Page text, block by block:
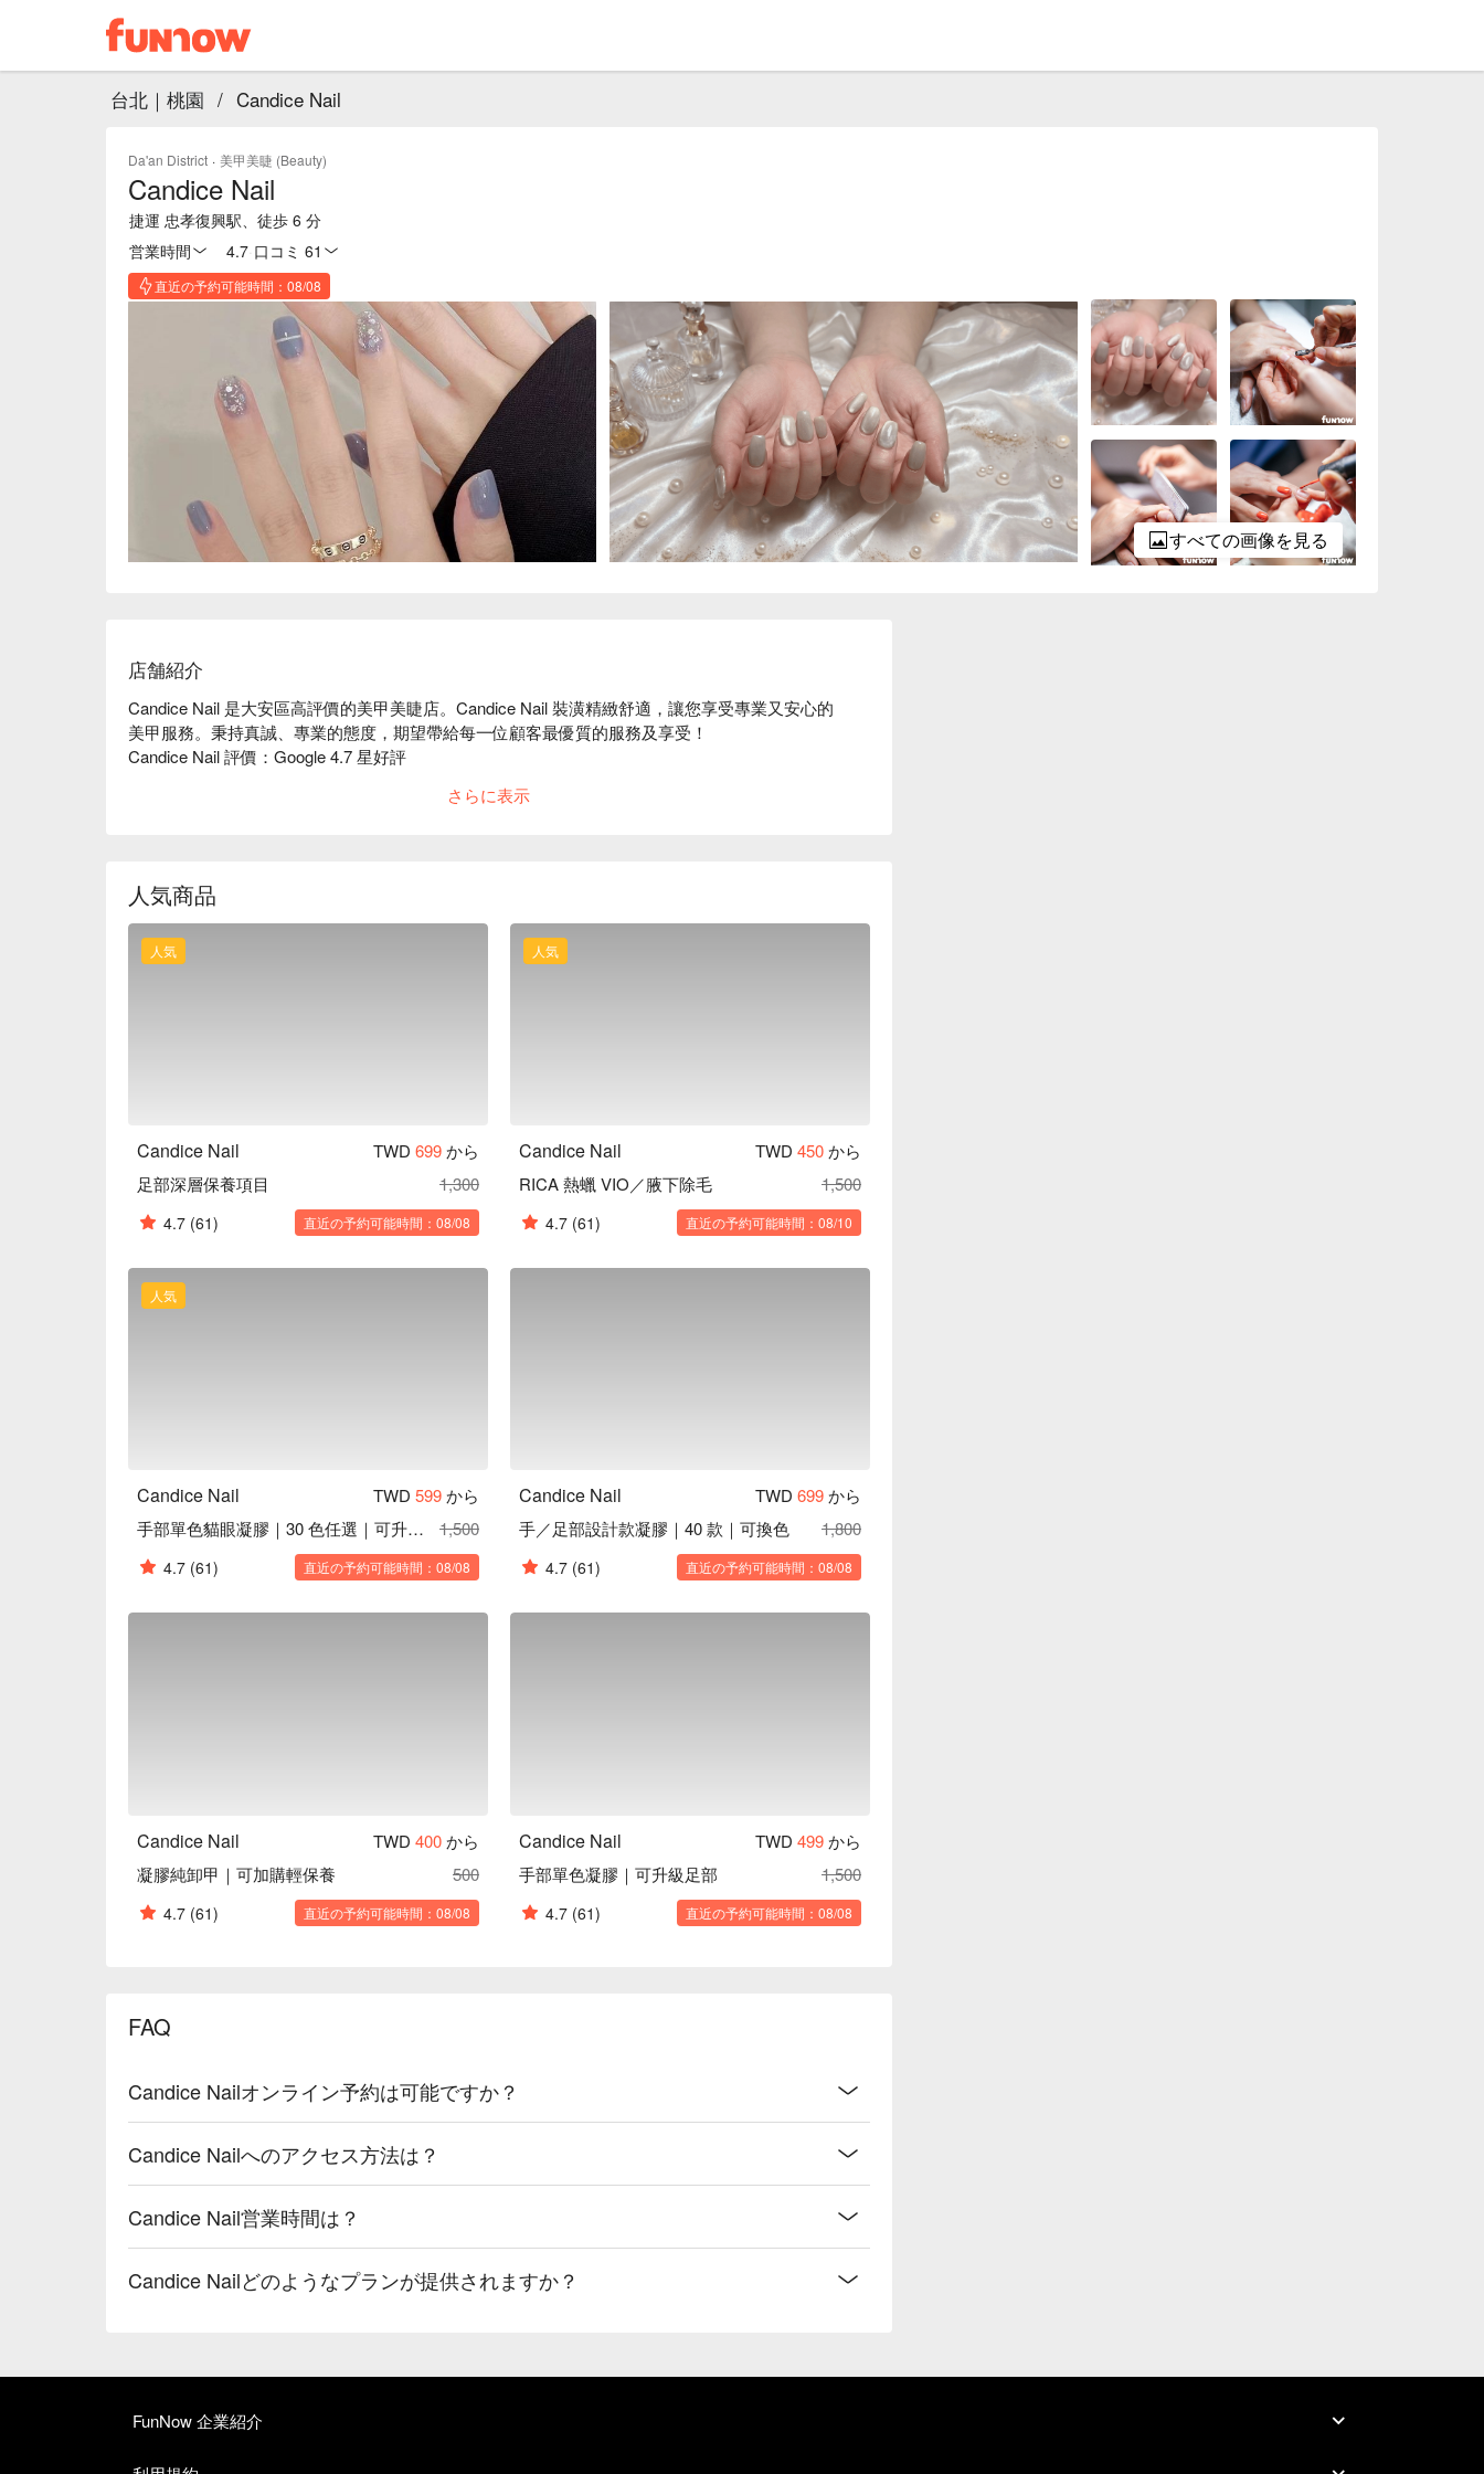
台北｜桃園 / Candice Nail
Da'an District · 美甲美睫 (Beauty)
Candice Nail
捷運 忠孝復興駅、徒歩 6 分
営業時間
4.7 口コミ 61
直近の予約可能時間：08/08
すべての画像を見る
店舗紹介
Candice Nail 是大安區高評價的美甲美睫店。Candice Nail 裝潢精緻舒適，讓您享受專業又安心的
美甲服務。秉持真誠、專業的態度，期望帶給每一位顧客最優質的服務及享受！
Candice Nail 評價：Google 4.7 星好評
Candice Nail 推薦：店內環境明亮寬敞、優雅舒適，粉色大理石系裝潢讓每個顧客都能身心愉悅的
さらに表示
人気商品
人気
Candice Nail TWD 699から
足部深層保養項目
1,300
4.7 (61) 直近の予約可能時間：08/08
人気
Candice Nail TWD 450から
RICA 熱蠟 VIO／腋下除毛
1,500
4.7 (61) 直近の予約可能時間：08/10
人気
Candice Nail TWD 599から
手部單色貓眼凝膠｜30 色任選｜可升級足部
1,500
4.7 (61) 直近の予約可能時間：08/08
Candice Nail TWD 699から
手／足部設計款凝膠｜40 款｜可換色
1,800
4.7 (61) 直近の予約可能時間：08/08
Candice Nail TWD 400から
凝膠純卸甲｜可加購輕保養
500
4.7 (61) 直近の予約可能時間：08/08
Candice Nail TWD 499から
手部單色凝膠｜可升級足部
1,500
4.7 (61) 直近の予約可能時間：08/08
FAQ
Candice Nailオンライン予約は可能ですか？
Candice Nailへのアクセス方法は？
Candice Nail営業時間は？
Candice Nailどのようなプランが提供されますか？
FunNow 企業紹介